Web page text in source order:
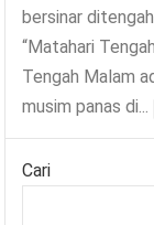
bersinar
“Matahari
Tengah Malam
musim panas di...
Cari